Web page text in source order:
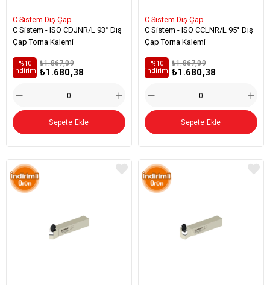
C Sistem Dış Çap
C Sistem - ISO CDJNR/L 93° Dış
Çap Torna Kalemi
₺1.680,38
₺1.867,09
%10
i̇ndirim
Sepete Ekle
C Sistem Dış Çap
C Sistem - ISO CCLNR/L 95° Dış
Çap Torna Kalemi
₺1.680,38
₺1.867,09
%10
i̇ndirim
Sepete Ekle